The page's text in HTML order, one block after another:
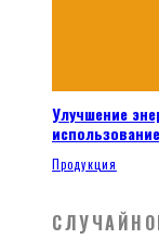
Улучшение
Продукция